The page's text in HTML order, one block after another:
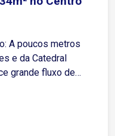
e da Catedral
grande fluxo de
Nas
restaurantes,
lojas e o